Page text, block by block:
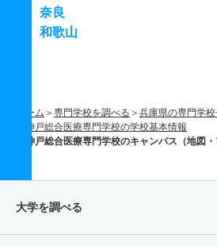
奈良
和歌山
ホーム 専門学校を調べる
兵庫県の専門学
神戸総合医療専門学校の学校基本情報
神戸総合医療専門学校のキャンパス（地図・
大学を調べる